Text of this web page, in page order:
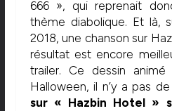
666 », qui reprenait
thème diabolique. Et là,
2018, une chanson sur
résultat est encore
trailer. Ce dessin
Halloween, il n’y a pas
sur « Hazbin Hotel »